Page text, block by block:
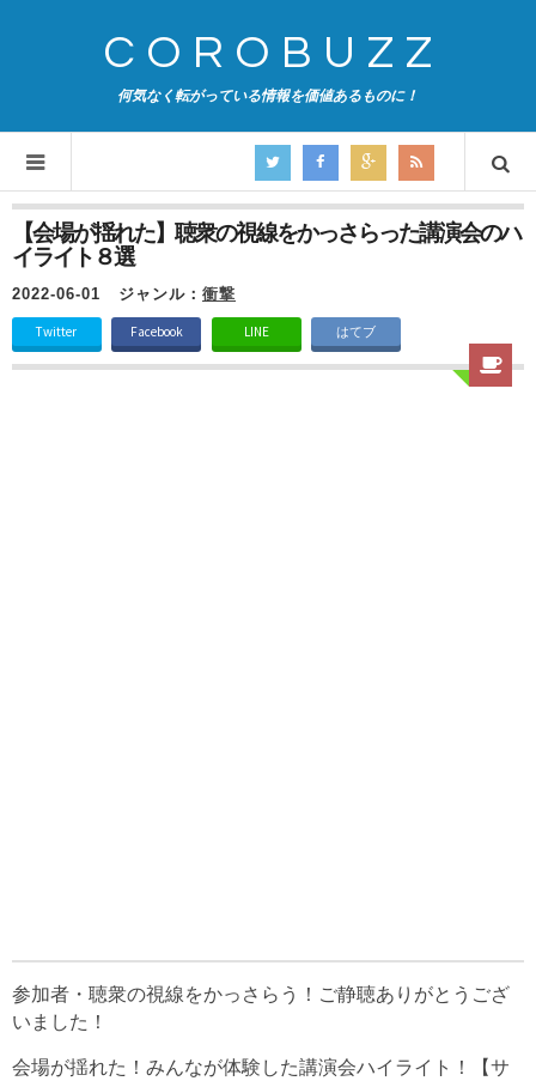
COROBUZZ
何気なく転がっている情報を価値あるものに！
【会場が揺れた】聴衆の視線をかっさらった講演会のハ
イライト８選
2022-06-01 ジャンル： 衝撃
Twitter Facebook LINE はてブ
参加者・聴衆の視線をかっさらう！ご静聴ありがとうござ
いました！
会場が揺れた！みんなが体験した講演会ハイライト！【サ